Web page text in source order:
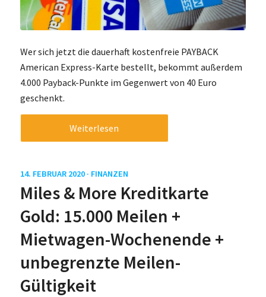
Wer sich jetzt die dauerhaft kostenfreie PAYBACK
American Express-Karte bestellt, bekommt außerdem
4.000 Payback-Punkte im Gegenwert von 40 Euro
geschenkt.
Weiterlesen
14. FEBRUAR 2020 · FINANZEN
Miles & More Kreditkarte
Gold: 15.000 Meilen +
Mietwagen-Wochenende +
unbegrenzte Meilen-
Gültigkeit